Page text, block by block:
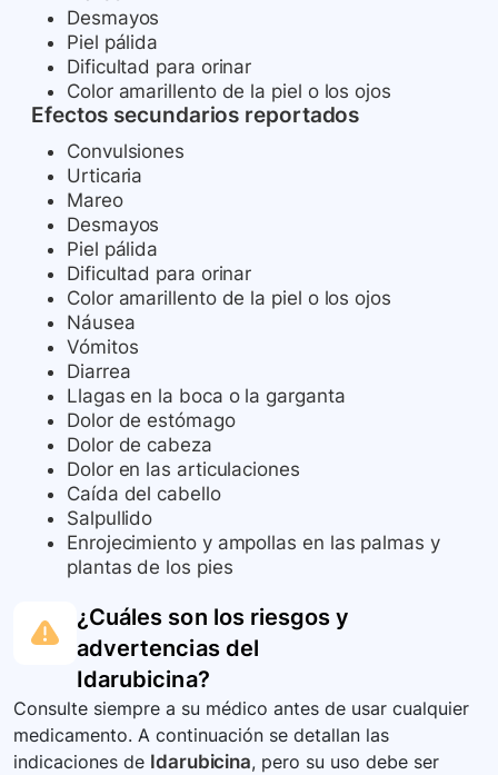
Desmayos
Piel pálida
Dificultad para orinar
Color amarillento de la piel o los ojos
Efectos secundarios reportados
Convulsiones
Urticaria
Mareo
Desmayos
Piel pálida
Dificultad para orinar
Color amarillento de la piel o los ojos
Náusea
Vómitos
Diarrea
Llagas en la boca o la garganta
Dolor de estómago
Dolor de cabeza
Dolor en las articulaciones
Caída del cabello
Salpullido
Enrojecimiento y ampollas en las palmas y
plantas de los pies
¿Cuáles son los riesgos y
advertencias del
Idarubicina?
Consulte siempre a su médico antes de usar cualquier
medicamento. A continuación se detallan las
indicaciones de Idarubicina, pero su uso debe ser